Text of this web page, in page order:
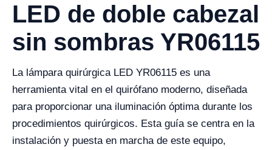
LED de doble cabezal
sin sombras YR06115
La lámpara quirúrgica LED YR06115 es una
herramienta vital en el quirófano moderno, diseñada
para proporcionar una iluminación óptima durante los
procedimientos quirúrgicos. Esta guía se centra en la
instalación y puesta en marcha de este equipo,